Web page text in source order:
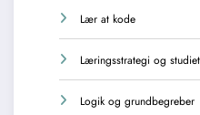
Lær at kode
Læringsstrategi og
Logik og grundbegreber